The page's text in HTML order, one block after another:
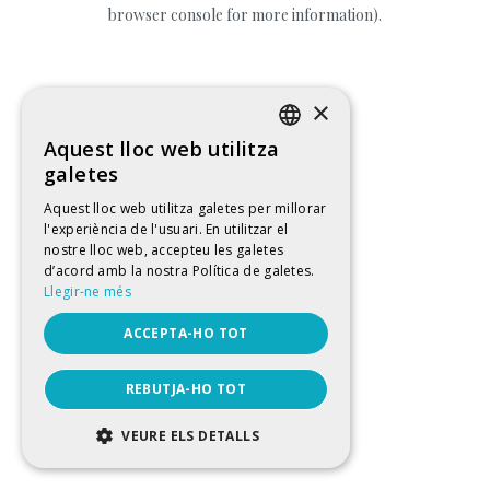
browser console for more information).
ENGLISH
FRENCH
×
Aquest lloc web utilitza
galetes
Aquest lloc web utilitza galetes per millorar
l'experiència de l'usuari. En utilitzar el
nostre lloc web, accepteu les galetes
d’acord amb la nostra Política de galetes.
Llegir-ne més
ACCEPTA-HO TOT
REBUTJA-HO TOT
VEURE ELS DETALLS
ESTRICTAMENT NECESSÀRIES